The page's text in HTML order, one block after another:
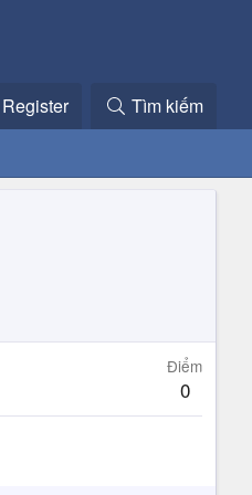
Register Tìm kiếm
Điểm
0